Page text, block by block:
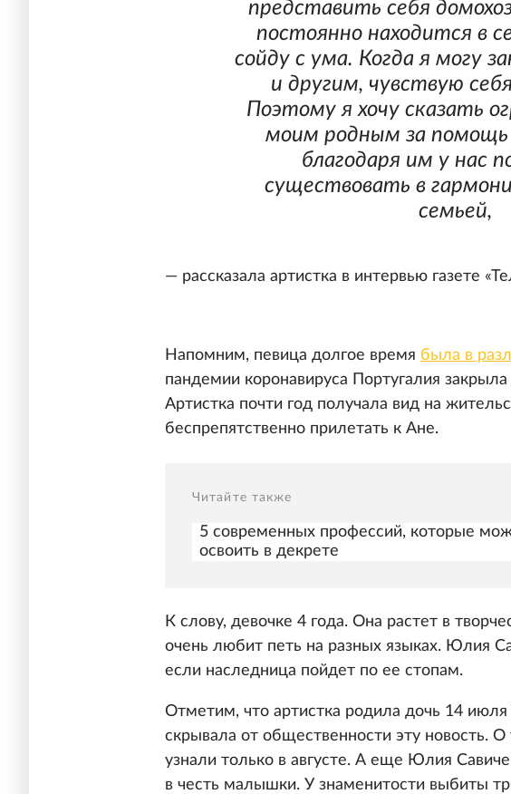
представить себя
постоянно находится в
сойду с ума. Когда я могу
и другим, чувствую
Поэтому я хочу сказать
моим родным за помощь
благодаря им у нас
существовать в
семьей,
— рассказала артистка в интервью газете
Напомним, певица долгое время была в
пандемии коронавируса Португалия
Артистка почти год получала вид на
беспрепятственно прилетать к Ане.
Читайте также
5 современных профессий, которые
освоить в декрете
К слову, девочке 4 года. Она растет в
очень любит петь на разных языках. Юлия
если наследница пойдет по ее стопам.
Отметим, что артистка родила дочь 14 июля
скрывала от общественности эту новость.
узнали только в августе. А еще Юлия
в честь малышки. У знаменитости выбиты